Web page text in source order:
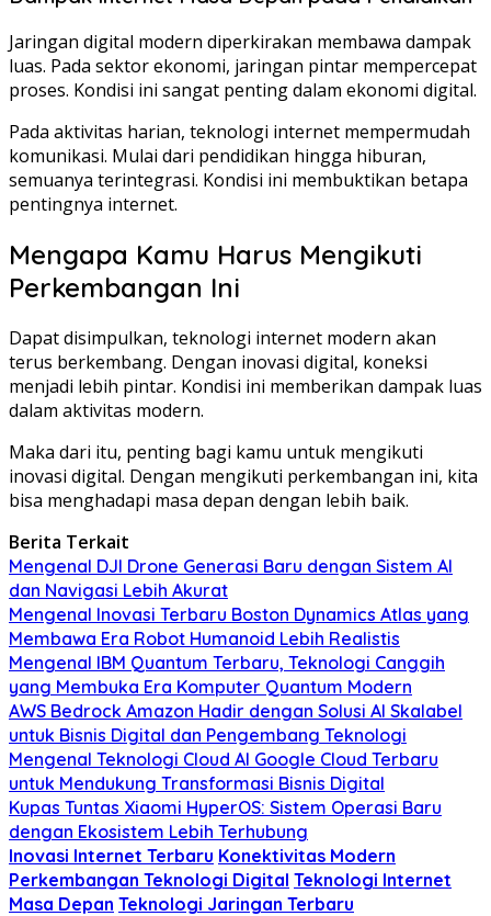
Jaringan digital modern diperkirakan membawa dampak
luas. Pada sektor ekonomi, jaringan pintar mempercepat
proses. Kondisi ini sangat penting dalam ekonomi digital.
Pada aktivitas harian, teknologi internet mempermudah
komunikasi. Mulai dari pendidikan hingga hiburan,
semuanya terintegrasi. Kondisi ini membuktikan betapa
pentingnya internet.
Mengapa Kamu Harus Mengikuti
Perkembangan Ini
Dapat disimpulkan, teknologi internet modern akan
terus berkembang. Dengan inovasi digital, koneksi
menjadi lebih pintar. Kondisi ini memberikan dampak luas
dalam aktivitas modern.
Maka dari itu, penting bagi kamu untuk mengikuti
inovasi digital. Dengan mengikuti perkembangan ini, kita
bisa menghadapi masa depan dengan lebih baik.
Berita Terkait
Mengenal DJI Drone Generasi Baru dengan Sistem AI
dan Navigasi Lebih Akurat
Mengenal Inovasi Terbaru Boston Dynamics Atlas yang
Membawa Era Robot Humanoid Lebih Realistis
Mengenal IBM Quantum Terbaru, Teknologi Canggih
yang Membuka Era Komputer Quantum Modern
AWS Bedrock Amazon Hadir dengan Solusi AI Skalabel
untuk Bisnis Digital dan Pengembang Teknologi
Mengenal Teknologi Cloud AI Google Cloud Terbaru
untuk Mendukung Transformasi Bisnis Digital
Kupas Tuntas Xiaomi HyperOS: Sistem Operasi Baru
dengan Ekosistem Lebih Terhubung
Inovasi Internet Terbaru Konektivitas Modern
Perkembangan Teknologi Digital Teknologi Internet
Masa Depan Teknologi Jaringan Terbaru